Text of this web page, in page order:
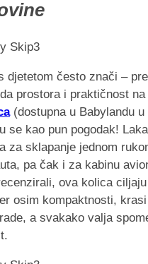
djetetom često znači –
prostora i praktičnost na
(dostupna u Babylandu u
se kao pun pogodak!
za sklapanje jednom
pa čak i za kabinu
ova kolica
osim kompaktnosti,
a svakako valja